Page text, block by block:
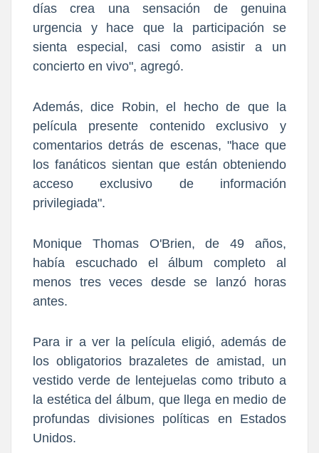
días crea una sensación de genuina
urgencia y hace que la participación se
sienta especial, casi como asistir a un
concierto en vivo", agregó.
Además, dice Robin, el hecho de que la
película presente contenido exclusivo y
comentarios detrás de escenas, "hace que
los fanáticos sientan que están obteniendo
acceso exclusivo de información
privilegiada".
Monique Thomas O'Brien, de 49 años,
había escuchado el álbum completo al
menos tres veces desde se lanzó horas
antes.
Para ir a ver la película eligió, además de
los obligatorios brazaletes de amistad, un
vestido verde de lentejuelas como tributo a
la estética del álbum, que llega en medio de
profundas divisiones políticas en Estados
Unidos.